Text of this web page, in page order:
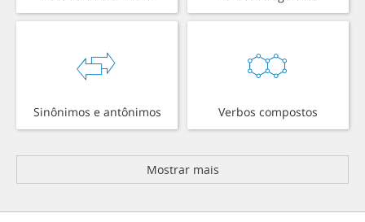
Sinônimos e antônimos Verbos compostos
Mostrar mais